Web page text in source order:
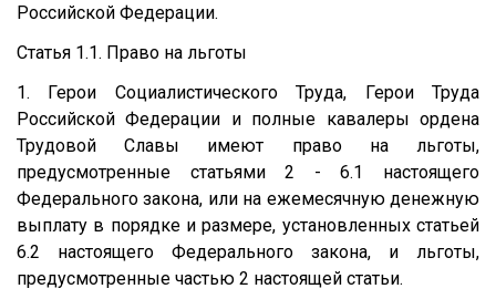
Российской Федерации.
Статья 1.1. Право на льготы
1. Герои Социалистического Труда, Герои Труда
Российской Федерации и полные кавалеры ордена
Трудовой Славы имеют право на льготы,
предусмотренные статьями 2 - 6.1 настоящего
Федерального закона, или на ежемесячную денежную
выплату в порядке и размере, установленных статьей
6.2 настоящего Федерального закона, и льготы,
предусмотренные частью 2 настоящей статьи.